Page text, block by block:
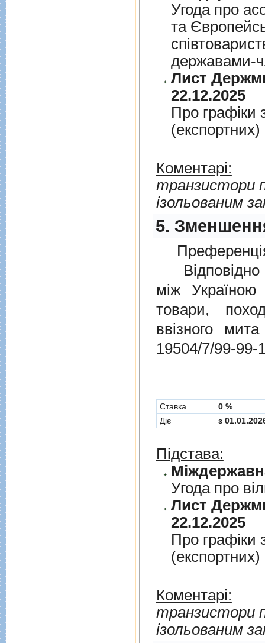
Угода про
та
державами-
Лист
22.12.2025
Про графiки
Коментарі:
транзистори
ізольованим
5.
Відповідно
мiж Україною
товари,
ввізного
19504/7/99-99-
Cтавка
0 %
Діє
з
Підстава:
Угода про
Лист
22.12.2025
Про графiки
Коментарі:
транзистори
ізольованим